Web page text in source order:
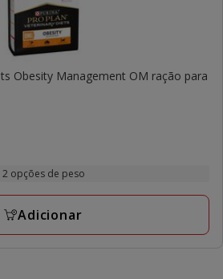
Obesity Management OM ração para
2 opções de peso
Adicionar